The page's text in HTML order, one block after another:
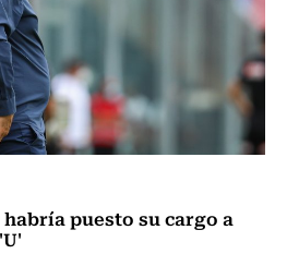
puesto su cargo a